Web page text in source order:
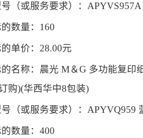
（或服务要求）：
数量：160
单价：28.00元
名称：晨光 M＆G 多功能复印
购)(华西华中8包装)
（或服务要求）：APYVQ959
数量：400